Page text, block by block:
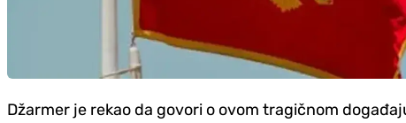
Džarmer je rekao da govori o ovom tragičnom